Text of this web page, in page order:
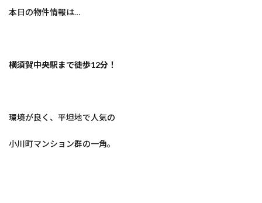
本日の物件情報は…
横須賀中央駅まで徒歩12分！
環境が良く、平坦地で人気の
小川町マンション群の一角。